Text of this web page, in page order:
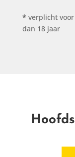
* verplicht
dan 18 jaar